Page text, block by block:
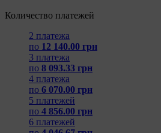
Количество платежей
2 платежа
по 12 140.00 грн
3 платежа
по 8 093.33 грн
4 платежа
по 6 070.00 грн
5 платежей
по 4 856.00 грн
6 платежей